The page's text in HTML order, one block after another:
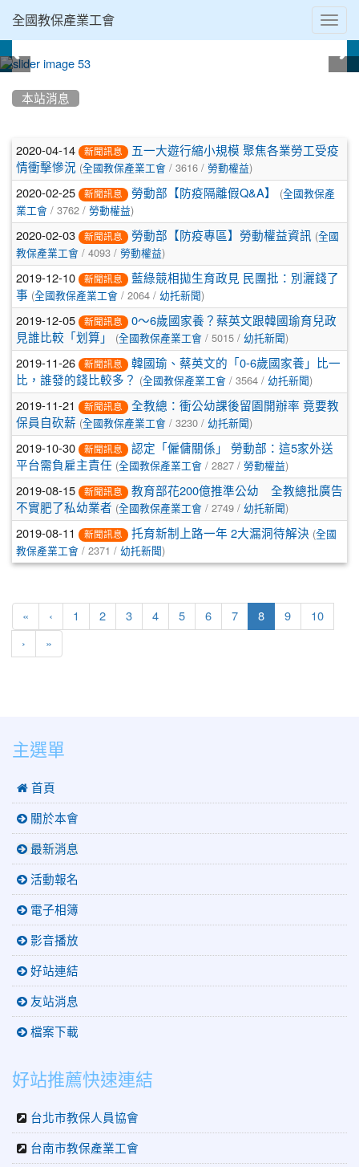
全國教保產業工會
本站消息
文
章
列
表
2020-04-14 新聞訊息
五一大遊行縮小規模 聚焦各業勞工受疫
情衝擊慘況 (全國教保產業工會 / 3616 / 勞動權益)
2020-02-25 新聞訊息 勞動部【防疫隔離假Q&A】 (全國教保產
業工會 / 3762 / 勞動權益)
2020-02-03 新聞訊息 勞動部【防疫專區】勞動權益資訊 (全國
教保產業工會 / 4093 / 勞動權益)
2019-12-10 新聞訊息
藍綠競相拋生育政見 民團批：別灑錢了
事 (全國教保產業工會 / 2064 / 幼托新聞)
2019-12-05 新聞訊息
0～6歲國家養？蔡英文跟韓國瑜育兒政
見誰比較「划算」
(全國教保產業工會 / 5015 / 幼托新聞)
2019-11-26 新聞訊息
韓國瑜、蔡英文的「0-6歲國家養」比一
比，誰發的錢比較多？ (全國教保產業工會 / 3564 / 幼托新聞)
2019-11-21 新聞訊息
全教總：衝公幼課後留園開辦率 竟要教
保員自砍薪 (全國教保產業工會 / 3230 / 幼托新聞)
2019-10-30 新聞訊息
認定「僱傭關係」 勞動部：這5家外送
平台需負雇主責任 (全國教保產業工會 / 2827 / 勞動權益)
2019-08-15 新聞訊息
教育部花200億推準公幼 全教總批廣告
不實肥了私幼業者 (全國教保產業工會 / 2749 / 幼托新聞)
2019-08-11 新聞訊息 托育新制上路一年 2大漏洞待解決 (全國
教保產業工會 / 2371 / 幼托新聞)
« ‹ 1 2 3 4 5 6 7 8(current)
9 10
› »
主選單
 首頁
關於本會
最新消息
活動報名
電子相簿
影音播放
好站連結
友站消息
檔案下載
好站推薦快速連結
台北市教保人員協會
台南市教保產業工會